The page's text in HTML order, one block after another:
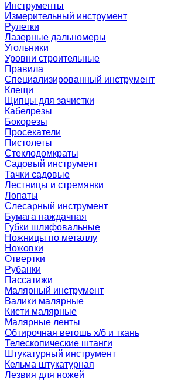
Инструменты
Измерительный инструмент
Рулетки
Лазерные дальномеры
Угольники
Уровни строительные
Правила
Специализированный инструмент
Клещи
Щипцы для зачистки
Кабелрезы
Бокорезы
Просекатели
Пистолеты
Стеклодомкраты
Садовый инструмент
Тачки садовые
Лестницы и стремянки
Лопаты
Слесарный инструмент
Бумага наждачная
Губки шлифовальные
Ножницы по металлу
Ножовки
Отвертки
Рубанки
Пассатижи
Малярный инструмент
Валики малярные
Кисти малярные
Малярные ленты
Обтирочная ветошь х/б и ткань
Телескопические штанги
Штукатурный инструмент
Кельма штукатурная
Лезвия для ножей